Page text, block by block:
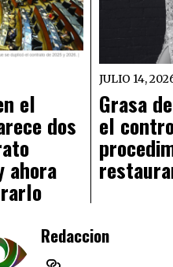
el
dos
ahora
JULIO 14,
Grasa
el
Redaccion